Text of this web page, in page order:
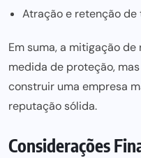
Atração e retenção de
Em suma, a mitigação
medida de proteção,
construir uma empresa
reputação sólida.
Considerações